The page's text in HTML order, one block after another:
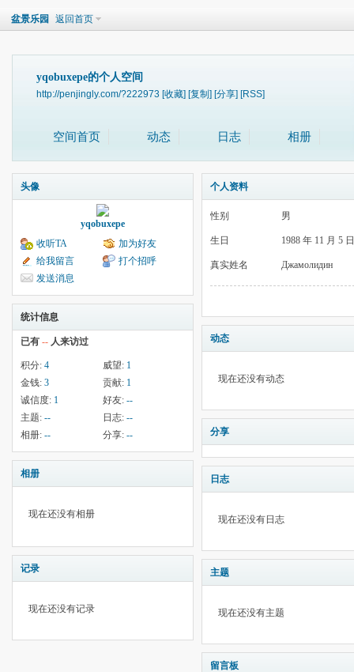
盆景乐园 返回首页
yqobuxepe的个人空间
http://penjingly.com/?222973 [收藏] [复制] [分享] [RSS]
空间首页 动态 日志 相册
头像
yqobuxepe
收听TA
加为好友
给我留言
打个招呼
发送消息
统计信息
已有 -- 人来访过
积分: 4 威望: 1
金钱: 3 贡献: 1
诚信度: 1 好友: --
主题: -- 日志: --
相册: -- 分享: --
相册
现在还没有相册
记录
现在还没有记录
个人资料
性别 男
生日 1988 年 11 月 5 日
真实姓名 Джамолидин
动态
现在还没有动态
分享
日志
现在还没有日志
主题
现在还没有主题
留言板